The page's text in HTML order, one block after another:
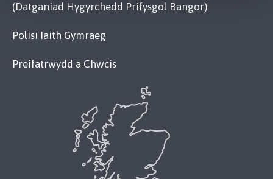
(Datganiad Hygyrchedd Prifysgol Bangor)
Polisi Iaith Gymraeg
Preifatrwydd a Chwcis